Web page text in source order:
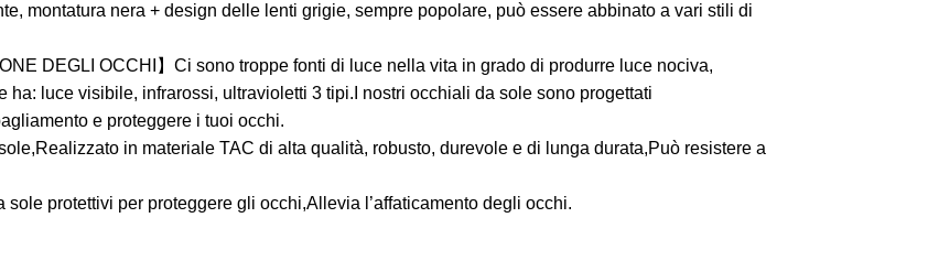
montatura nera + design delle lenti grigie, sempre popolare, può essere abbinato a vari stili di
DEGLI OCCHI】Ci sono troppe fonti di luce nella vita in grado di produrre luce nociva,
luce visibile, infrarossi, ultravioletti 3 tipi.I nostri occhiali da sole sono progettati
e proteggere i tuoi occhi.
in materiale TAC di alta qualità, robusto, durevole e di lunga durata,Può resistere a
protettivi per proteggere gli occhi,Allevia l’affaticamento degli occhi.